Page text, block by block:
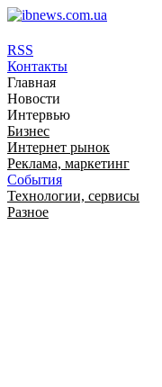
RSS
Контакты
Главная
Новости
Интервью
Бизнес
Интернет рынок
Реклама, маркетинг
События
Технологии, сервисы
Разное